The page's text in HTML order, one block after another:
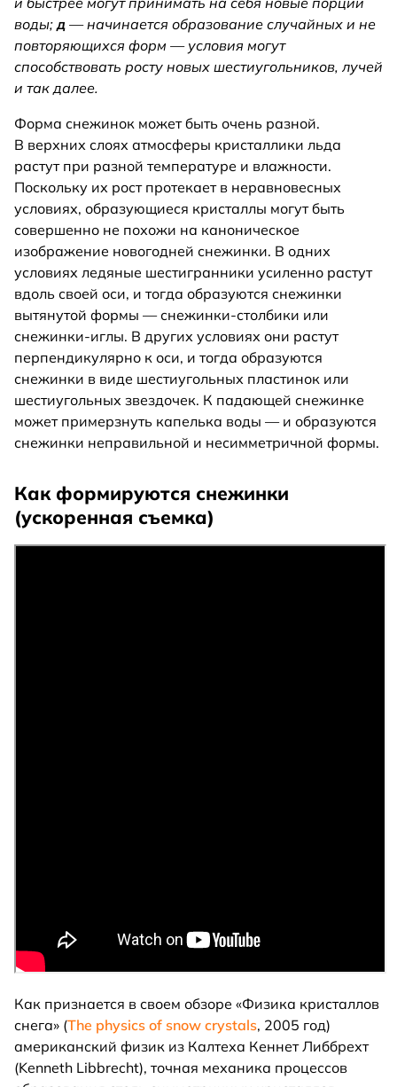
воды; д — начинается образование случайных и не
повторяющихся форм — условия могут
способствовать росту новых шестиугольников, лучей
и так далее.
Форма снежинок может быть очень разной.
В верхних слоях атмосферы кристаллики льда
растут при разной температуре и влажности.
Поскольку их рост протекает в неравновесных
условиях, образующиеся кристаллы могут быть
совершенно не похожи на каноническое
изображение новогодней снежинки. В одних
условиях ледяные шестигранники усиленно растут
вдоль своей оси, и тогда образуются снежинки
вытянутой формы — снежинки-столбики или
снежинки-иглы. В других условиях они растут
перпендикулярно к оси, и тогда образуются
снежинки в виде шестиугольных пластинок или
шестиугольных звездочек. К падающей снежинке
может примерзнуть капелька воды — и образуются
снежинки неправильной и несимметричной формы.
Как формируются снежинки
(ускоренная съемка)
Как признается в своем обзоре «Физика кристаллов
снега» (The physics of snow crystals, 2005 год)
американский физик из Калтеха Кеннет Либбрехт
(Kenneth Libbrecht), точная механика процессов